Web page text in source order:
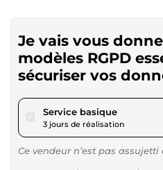
Je vais vous
modèles RGPD
sécuriser vos
Service basiquepour
3 jours de réalisation
Ce vendeur n’est pas assujetti